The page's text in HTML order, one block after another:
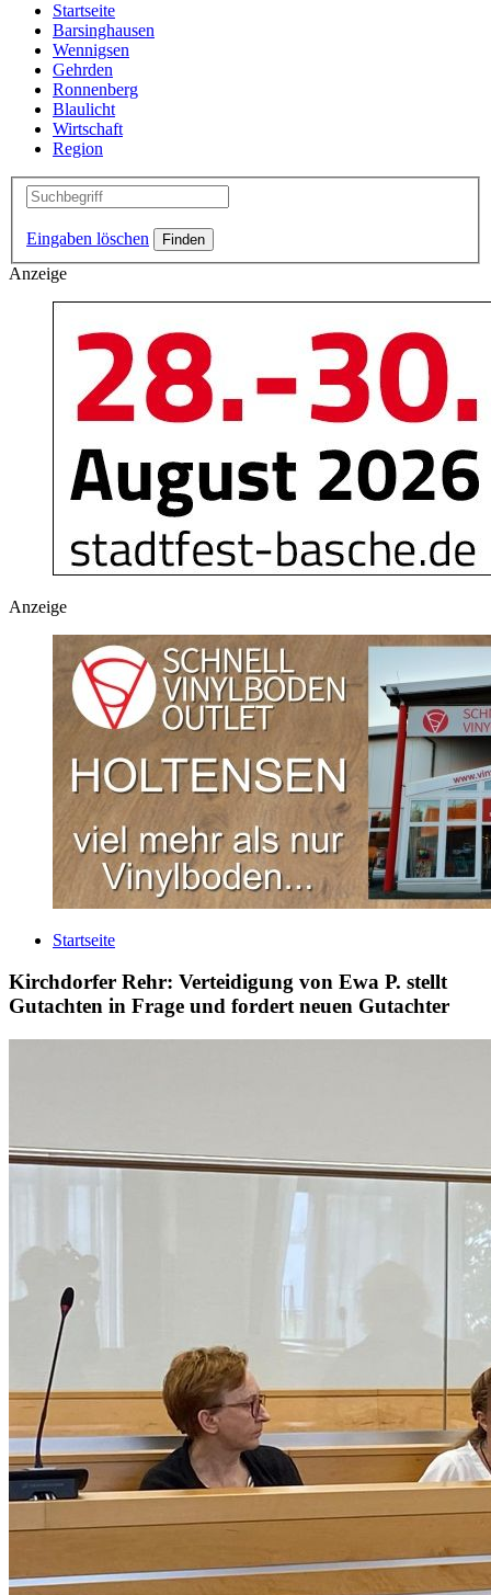
Startseite
Barsinghausen
Wennigsen
Gehrden
Ronnenberg
Blaulicht
Wirtschaft
Region
Eingaben löschen
Anzeige
Anzeige
Startseite
Kirchdorfer Rehr: Verteidigung von Ewa P. stellt
Gutachten in Frage und fordert neuen Gutachter